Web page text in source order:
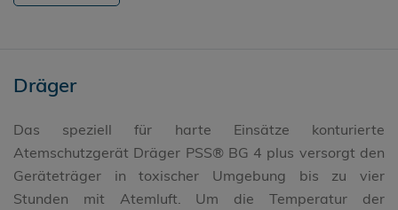
Dräger
Das speziell für harte Einsätze konturierte
Atemschutzgerät Dräger PSS® BG 4 plus versorgt den
Geräteträger in toxischer Umgebung bis zu vier
Stunden mit Atemluft. Um die Temperatur der